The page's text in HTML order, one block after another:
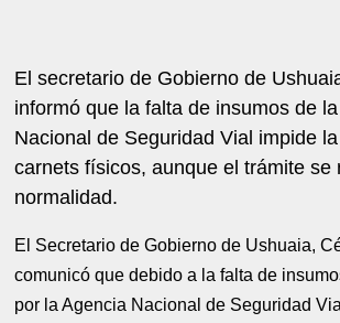
El secretario de Gobierno de
informó que la falta de insumos de
Nacional de Seguridad Vial impide
carnets físicos, aunque el trámite se
normalidad.
El Secretario de Gobierno de Ushuaia,
comunicó que debido a la falta de
por la Agencia Nacional de Seguridad